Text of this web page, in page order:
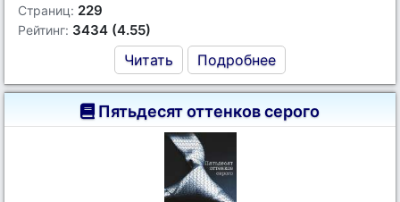
Страниц: 229
Рейтинг: 3434 (4.55)
Читать Подробнее
Пятьдесят оттенков серого